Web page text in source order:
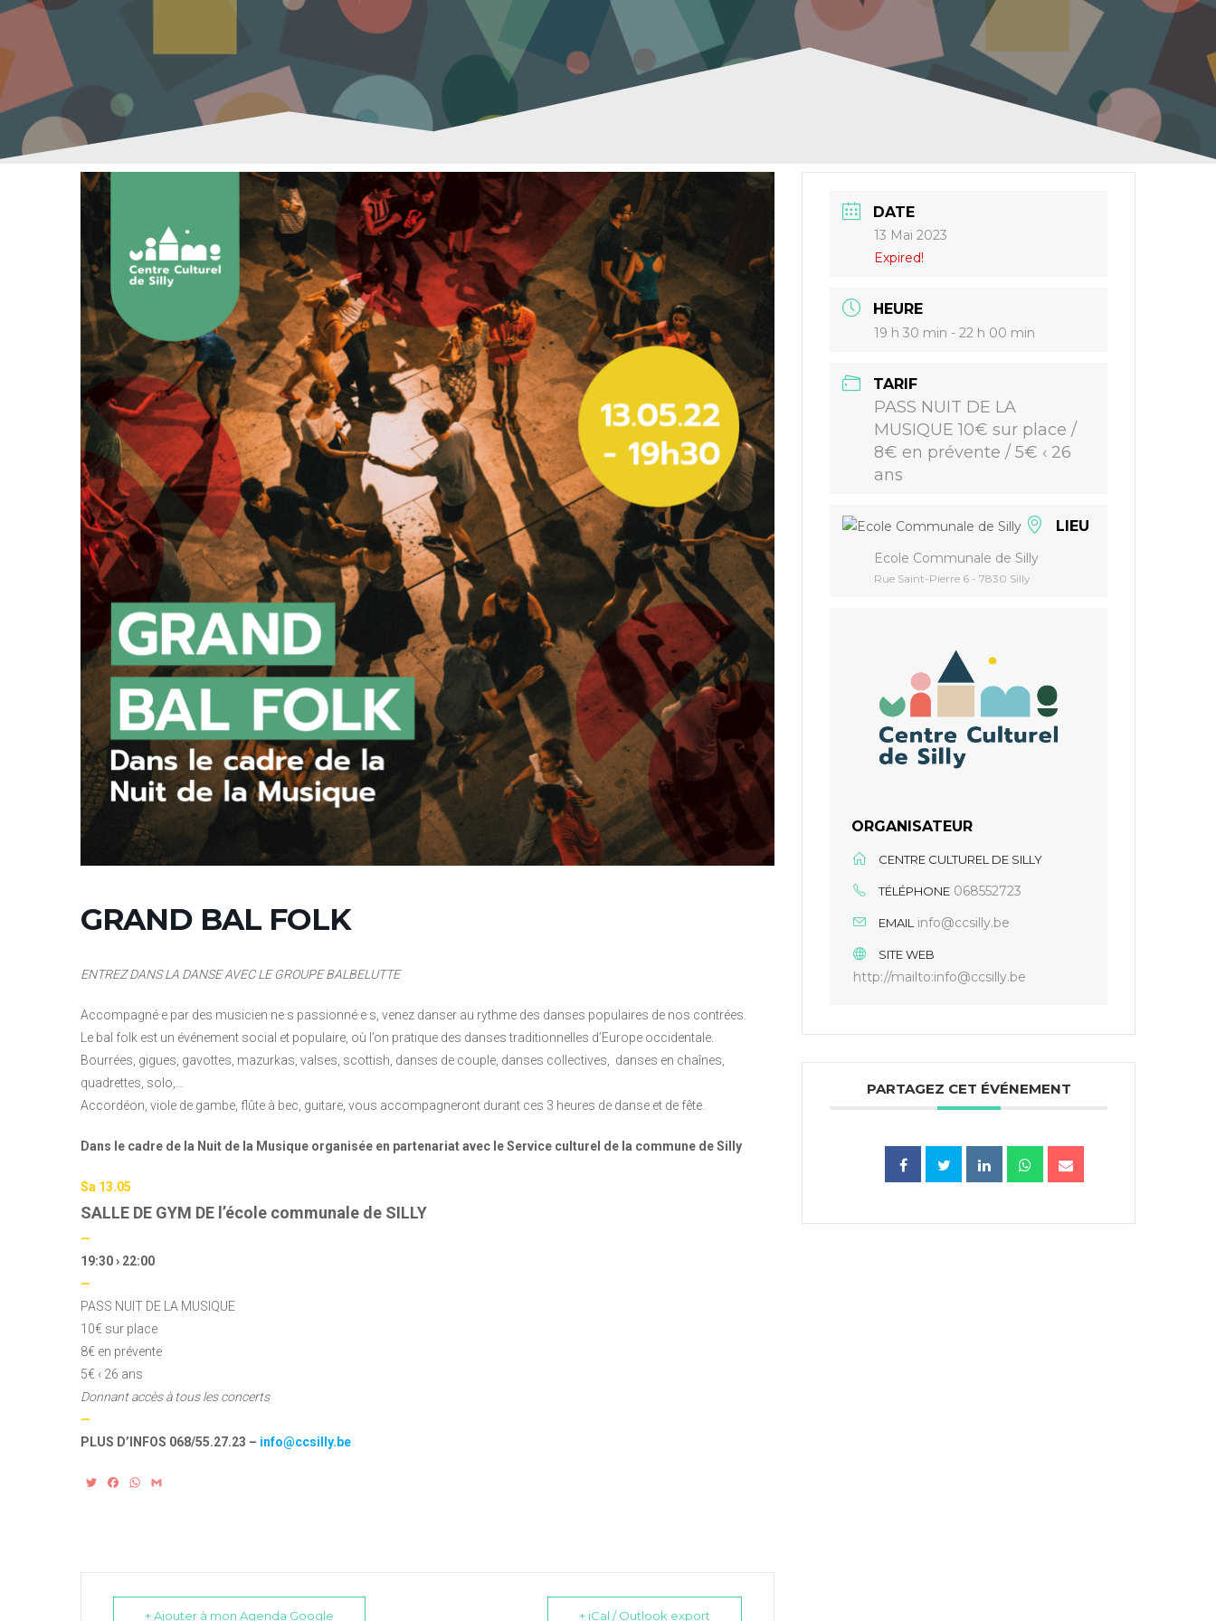
GRAND BAL FOLK
ENTREZ DANS LA DANSE AVEC LE GROUPE BALBELUTTE
Accompagné·e par des musicien·ne·s passionné·e·s, venez danser au rythme des danses populaires de nos contrées.
Le bal folk est un événement social et populaire, où l’on pratique des danses traditionnelles d’Europe occidentale.
Bourrées, gigues, gavottes, mazurkas, valses, scottish, danses de couple, danses collectives, danses en chaînes,
quadrettes, solo,…
Accordéon, viole de gambe, flûte à bec, guitare, vous accompagneront durant ces 3 heures de danse et de fête.
Dans le cadre de la Nuit de la Musique organisée en partenariat avec le Service culturel de la commune de Silly
Sa 13.05
SALLE DE GYM DE l’école communale de SILLY
—
19:30 › 22:00
—
PASS NUIT DE LA MUSIQUE
10€ sur place
8€ en prévente
5€ ‹ 26 ans
Donnant accès à tous les concerts
—
PLUS D’INFOS 068/55.27.23 – info@ccsilly.be
T
r
o
W
p
+ Ajouter à mon Agenda Google + iCal / Outlook export
DATE
13 Mai 2023
Expired!
HEURE
19 h 30 min - 22 h 00 min
TARIF
PASS NUIT DE LA
MUSIQUE 10€ sur place /
8€ en prévente / 5€ ‹ 26
ans
LIEU
Ecole Communale de Silly
Rue Saint-Pierre 6 - 7830 Silly
ORGANISATEUR
CENTRE CULTUREL DE SILLY
TÉLÉPHONE 068552723
EMAIL info@ccsilly.be
SITE WEB
http://mailto:info@ccsilly.be
PARTAGEZ CET ÉVÉNEMENT